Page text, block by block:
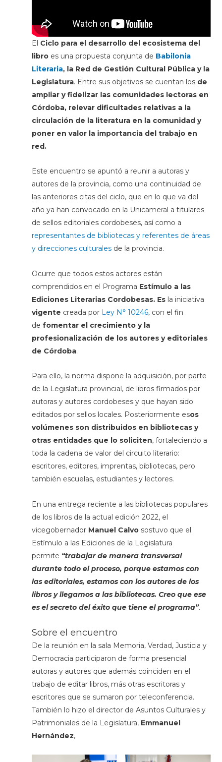
El Ciclo para el desarrollo del ecosistema del
libroes una propuesta conjunta de Babilonia
Literaria, la Red de Gestión Cultural Pública y la
Legislatura. Entre sus objetivos se cuentan losde
ampliar y fidelizar las comunidades lectoras en
Córdoba, relevar dificultades relativas a la
circulación de la literatura en la comunidad y
poner en valor la importancia del trabajo en
red.
Este encuentro se apuntó a reunir a autoras y
autores de la provincia, como una continuidad de
las anteriores citas del ciclo, que en lo que va del
año ya han convocado en la Unicameral a titulares
de sellos editoriales cordobeses, así como a
representantes de bibliotecas y referentes de áreas
y direcciones culturalesde la provincia.
Ocurre que todos estos actores están
comprendidos en el Programa Estímulo a las
Ediciones Literarias Cordobesas. Esla iniciativa
vigente creada por Ley N° 10246, con el fin
de fomentar el crecimiento y la
profesionalización de los autores y editoriales
de Córdoba.
Para ello, la norma dispone la adquisición, por parte
de la Legislatura provincial, de libros firmados por
autoras y autores cordobeses y que hayan sido
editados por sellos locales. Posteriormente esos
volúmenes son distribuidos en bibliotecas y
otras entidades que lo soliciten, fortaleciendo a
toda la cadena de valor del circuito literario:
escritores, editores, imprentas, bibliotecas, pero
también escuelas, estudiantes y lectores.
En una entrega reciente a las bibliotecas populares
de los libros de la actual edición 2022, el
vicegobernador Manuel Calvo sostuvo que el
Estímulo a las Ediciones de la Legislatura
permite “trabajar de manera transversal
durante todo el proceso, porque estamos con
las editoriales, estamos con los autores de los
libros y llegamos a las bibliotecas. Creo que ese
es el secreto del éxito que tiene el programa”.
Sobre el encuentro
De la reunión en la sala Memoria, Verdad, Justicia y
Democracia participaron de forma presencial
autoras y autores que además coinciden en el
trabajo de editar libros, más otras escritoras y
escritores que se sumaron por teleconferencia.
También lo hizo el director de Asuntos Culturales y
Patrimoniales de la Legislatura, Emmanuel
Hernández,